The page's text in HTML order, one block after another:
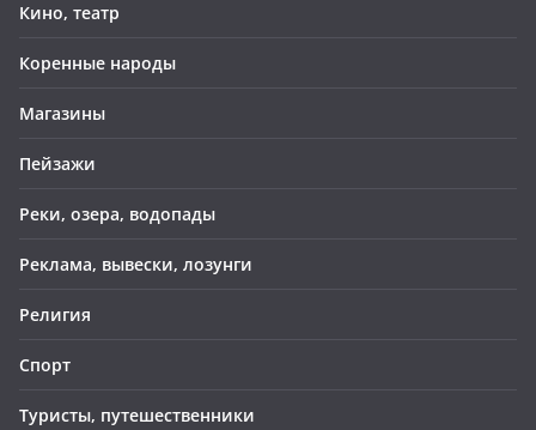
Кино, театр
Коренные народы
Магазины
Пейзажи
Реки, озера, водопады
Реклама, вывески, лозунги
Религия
Спорт
Туристы, путешественники